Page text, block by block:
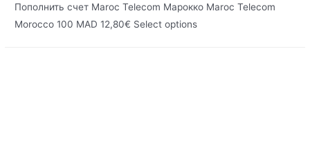
Пополнить счет Maroc Telecom Марокко Maroc Telecom
Morocco 100 MAD 12,80€ Select options